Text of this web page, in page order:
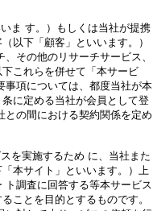
ま す。）もしくは当社が提携
以下「顧客」といいます。）
その他のリサーチサービス、
これらを併せて「本サービ
事項については、都度当社が本
に定める当社が会員として登
の間における契約関係を定め
を実施するため に、当社また
本サイト」といいます。）上
ト調査に回答する等本サービス
ことを目的とするものです。